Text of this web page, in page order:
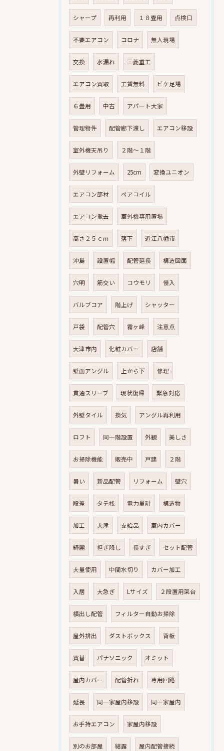
シャープ 再利用 １８畳用 点検口
不要エアコン コロナ 無人現場
交換 水漏れ 三菱重工
エアコン買取 工賃無料 ビケ足場
６畳用 中古 アパート大家
管理物件 配管廊下渡し エアコン移設
室外機天吊り ２階～１階
外壁リフォーム 25cm 変換ユニオン
エアコン部材 ペアコイル
エアコン撤去 室外機専用置場
高さ２５ｃｍ 落下 近江八幡市
沖島 設置幅 配管延長 構造図面
穴明 筋交い コウモリ 侵入
バルブコア 階上げ シャッター
戸袋 配管穴 霧ヶ峰 注意点
大津市内 化粧カバー 店舗
壁面アングル 上から下 修理
貫通スリーブ 現状復帰 緊急対応
外壁タイル 換気 アングル再利用
ロフト 同一階設置 外観 美しさ
お掃除機能 販売中 戸建 ２階
暑い 新品配管 リフォーム 壁穴
段差 タテ桟 電力量計 構造物
加工 大津 支給品 室内カバー
綺麗 担ぎ降し 長すぎ セット配管
大量使用 中間水切り カバー加工
入居 大急ぎ Lサイズ ２段置用架台
横出し配管 フィルター自動お掃除
屋外排出 ダストボックス 背板
買替 パナソニック オミット
屋内カバー 配管折れ 専用回路
延長 同一家屋内移設 同一家屋内
お手持エアコン 家屋内移設
別のお部屋 結露 屋内配管接続